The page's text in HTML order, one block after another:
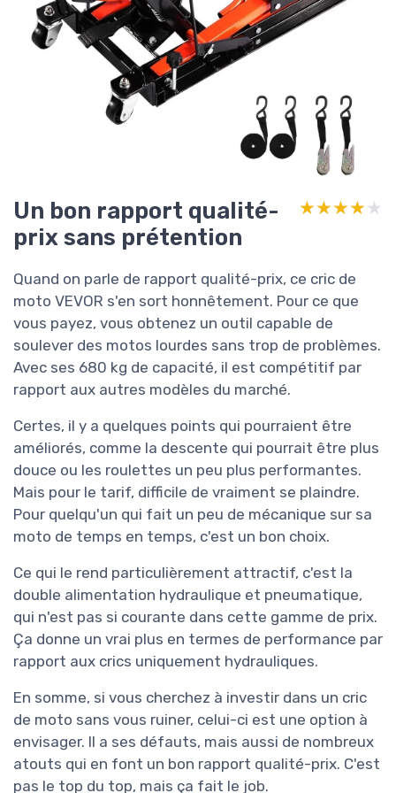
Un bon rapport qualité-
prix sans prétention
★★★★★
★★★★★
Quand on parle de rapport qualité-prix, ce cric de
moto VEVOR s'en sort honnêtement. Pour ce que
vous payez, vous obtenez un outil capable de
soulever des motos lourdes sans trop de problèmes.
Avec ses 680 kg de capacité, il est compétitif par
rapport aux autres modèles du marché.
Certes, il y a quelques points qui pourraient être
améliorés, comme la descente qui pourrait être plus
douce ou les roulettes un peu plus performantes.
Mais pour le tarif, difficile de vraiment se plaindre.
Pour quelqu'un qui fait un peu de mécanique sur sa
moto de temps en temps, c'est un bon choix.
Ce qui le rend particulièrement attractif, c'est la
double alimentation hydraulique et pneumatique,
qui n'est pas si courante dans cette gamme de prix.
Ça donne un vrai plus en termes de performance par
rapport aux crics uniquement hydrauliques.
En somme, si vous cherchez à investir dans un cric
de moto sans vous ruiner, celui-ci est une option à
envisager. Il a ses défauts, mais aussi de nombreux
atouts qui en font un bon rapport qualité-prix. C'est
pas le top du top, mais ça fait le job.